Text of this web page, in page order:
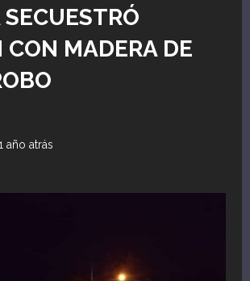
CON MADERA DE
año atrás